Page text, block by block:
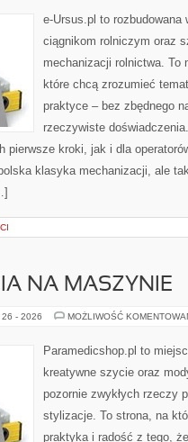
e-Ursus.pl to rozbudowana
ciągnikom rolniczym oraz
mechanizacji rolnictwa. To
które chcą zrozumieć
praktyce – bez zbędnego
rzeczywiste
pierwsze kroki, jak i dla
klasyka mechanizacji, ale
NA MASZYNIE
26 - 2026 MOŻLIWOŚĆ
Paramedicshop.pl to
kreatywne szycie oraz
pozornie zwykłych rzeczy
stylizacje. To strona, na
praktyka i radość z tego,